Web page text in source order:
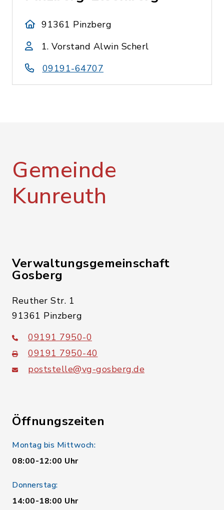
91361 Pinzberg
1. Vorstand Alwin Scherl
09191-64707
Gemeinde
Kunreuth
Verwaltungsgemeinschaft
Gosberg
Reuther Str. 1
91361 Pinzberg
09191 7950-0
09191 7950-40
poststelle@vg-gosberg.de
Öffnungszeiten
Montag bis Mittwoch:
08:00-12:00 Uhr
Donnerstag:
14:00-18:00 Uhr